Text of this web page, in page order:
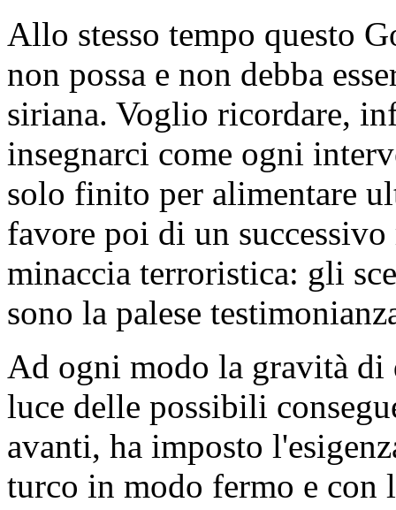
Allo stesso tempo questo
non possa e non debba
siriana. Voglio ricordare,
insegnarci come ogni
solo finito per alimentare
favore poi di un
minaccia terroristica: gli
sono la palese
Ad ogni modo la gravità di
luce delle possibili
avanti, ha imposto
turco in modo fermo e con